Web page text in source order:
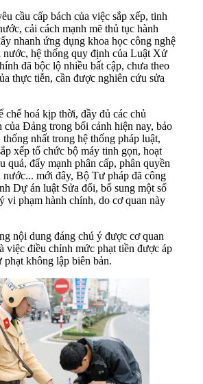
cầu cấp bách của việc sắp xếp, tinh
cải cách mạnh mẽ thủ tục hành
nhanh ứng dụng khoa học công nghệ
nước, hệ thống quy định của Luật Xử
đã bộc lộ nhiều bất cập, chưa theo
thực tiễn, cần được nghiên cứu sửa
chế hoá kịp thời, đầy đủ các chủ
của Đảng trong bối cảnh hiện nay, bảo
nhất trong hệ thống pháp luật,
xếp tổ chức bộ máy tinh gọn, hoạt
quả, đẩy mạnh phân cấp, phân quyền
mới đây, Bộ Tư pháp đã công
Dự án luật Sửa đổi, bổ sung một số
vi phạm hành chính, do cơ quan này
nội dung đáng chú ý được cơ quan
việc điều chỉnh mức phạt tiền được áp
không lập biên bản.